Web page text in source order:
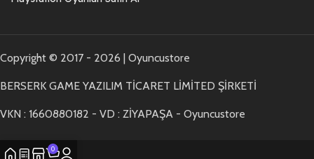
Copyright © 2017 - 2026 | Oyuncustore
BERSERK GAME YAZILIM TİCARET LİMİTED ŞİRKETİ
VKN : 1660880182 - VD : ZİYAPAŞA - Oyuncustore
0